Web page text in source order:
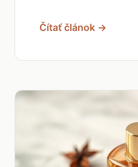
Čítať článok →